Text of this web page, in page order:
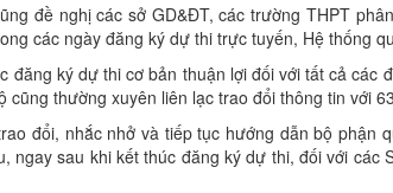
đề nghị các sở GD&ĐT, các trường THPT
các ngày đăng ký dự thi trực tuyến, Hệ thống
đăng ký dự thi cơ bản thuận lợi đối với tất cả
cũng thường xuyên liên lạc trao đổi thông tin với
đổi, nhắc nhở và tiếp tục hướng dẫn bộ
ngay sau khi kết thúc đăng ký dự thi, đối với